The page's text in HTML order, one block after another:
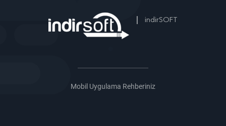
indirSOFT
Mobil Uygulama Rehberiniz